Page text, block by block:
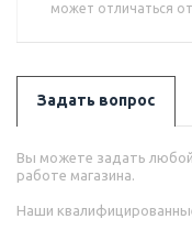
может отличаться
Задать вопрос
Вы можете задать любой
работе магазина.
Наши